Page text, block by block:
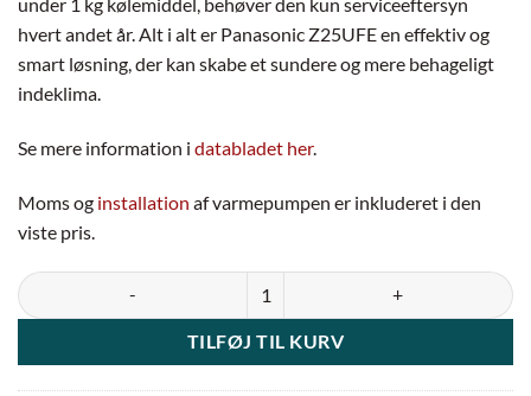
hvert andet år. Alt i alt er Panasonic Z25UFE en effektiv og
smart løsning, der kan skabe et sundere og mere behageligt
indeklima.
Se mere information i databladet her.
Moms og installation af varmepumpen er inkluderet i den
viste pris.
Panasonic Z25UFE - Gulvmodel varmepumpe antal
TILFØJ TIL KURV